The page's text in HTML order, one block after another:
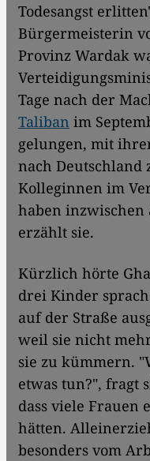
Todesangst
Bürgermeisterin
Provinz Wardak
Tage nach der
Taliban im
gelungen, mit
nach
Kolleginnen im
haben
erzählt sie.
Kürzlich hörte
drei Kinder
auf der Straße
weil sie nicht
sie zu kümmern.
etwas tun?", fragt
dass viele Frauen
hätten.
besonders vom